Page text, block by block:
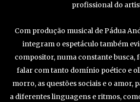
profissional do
Com produção musical de Pádua
integram o espetáculo também
compositor, numa constante busca,
falar com tanto domínio poético e
morro, as questões sociais e o amor,
a diferentes linguagens e ritmos,